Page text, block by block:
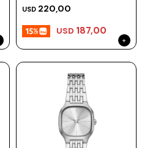
USD 220,00
USD 187,00